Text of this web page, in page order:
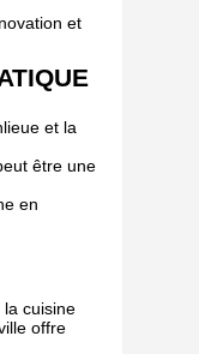
et
et la
être une
en
cuisine
offre